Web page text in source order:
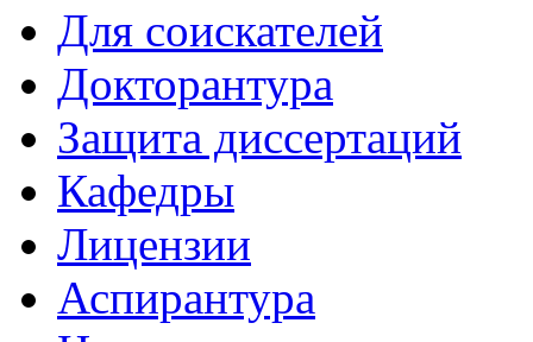
Для соискателей
Докторантура
Защита диссертаций
Кафедры
Лицензии
Аспирантура